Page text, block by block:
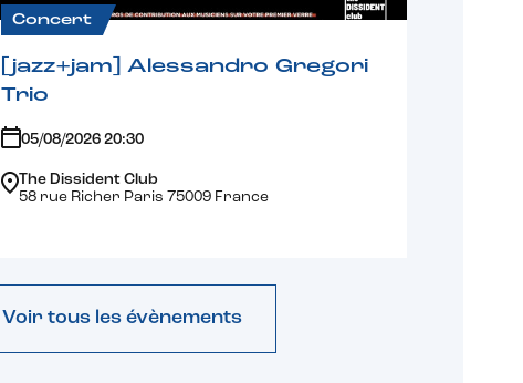
Concert
[jazz+jam] Alessandro Gregori
Trio
05/08/2026 20:30
The Dissident Club
58 rue Richer Paris 75009 France
Voir tous les évènements